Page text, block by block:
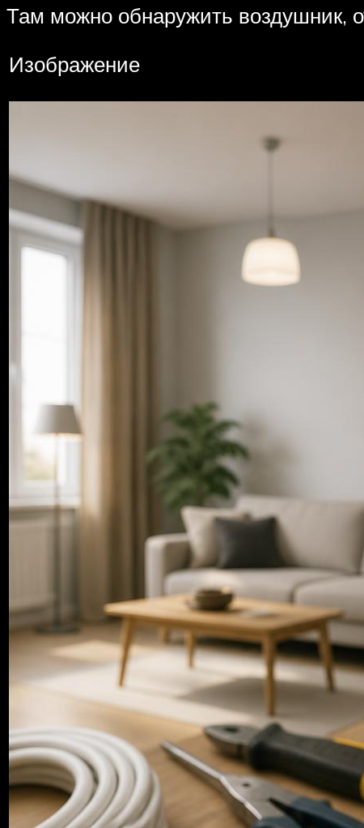
Там можно обнаружить воздушник,
Изображение